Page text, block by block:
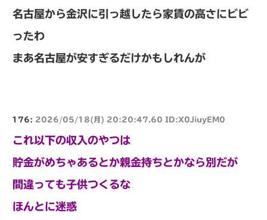
名古屋から金沢に引っ越したら家賃の高さにビビ
ったわ
まあ名古屋が安すぎるだけかもしれんが
176: 2026/05/18(月) 20:20:47.60 ID:X0JiuyEM0
これ以下の収入のやつは
貯金がめちゃあるとか親金持ちとかなら別だが
間違っても子供つくるな
ほんとに迷惑